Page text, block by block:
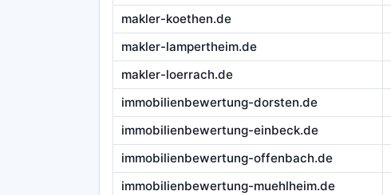
makler-koethen.de
makler-lampertheim.de
makler-loerrach.de
immobilienbewertung-dorsten.de
immobilienbewertung-einbeck.de
immobilienbewertung-offenbach.de
immobilienbewertung-muehlheim.de